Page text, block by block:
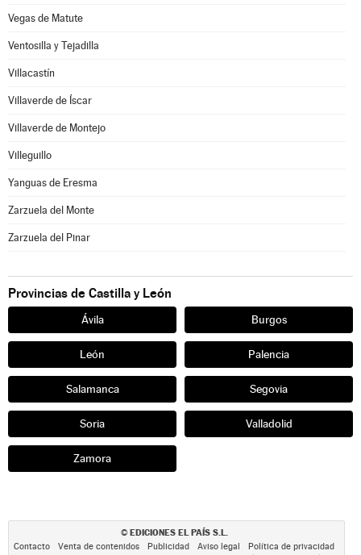
Vegas de Matute
Ventosilla y Tejadilla
Villacastín
Villaverde de Íscar
Villaverde de Montejo
Villeguillo
Yanguas de Eresma
Zarzuela del Monte
Zarzuela del Pinar
Provincias de Castilla y León
Ávila Burgos
León Palencia
Salamanca Segovia
Soria Valladolid
Zamora
© EDICIONES EL PAÍS S.L.
Contacto Venta de contenidos Publicidad Aviso legal Política de privacidad